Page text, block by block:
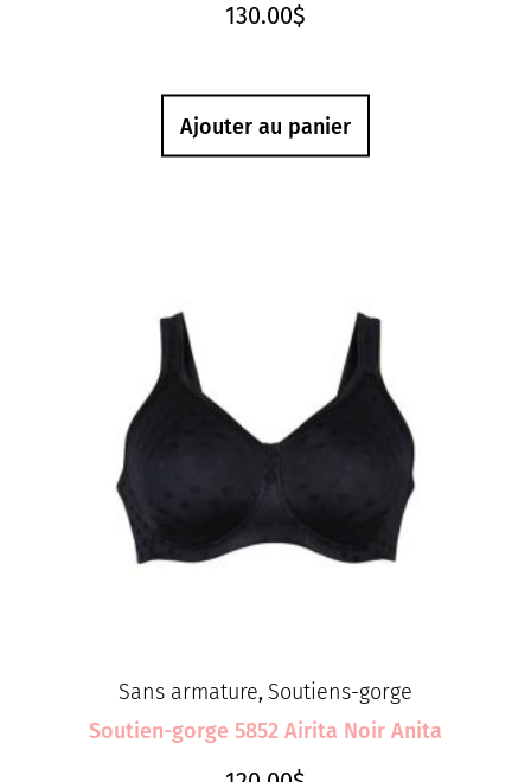
130.00$
Ajouter au panier
Sans armature, Soutiens-gorge
Soutien-gorge 5852 Airita Noir Anita